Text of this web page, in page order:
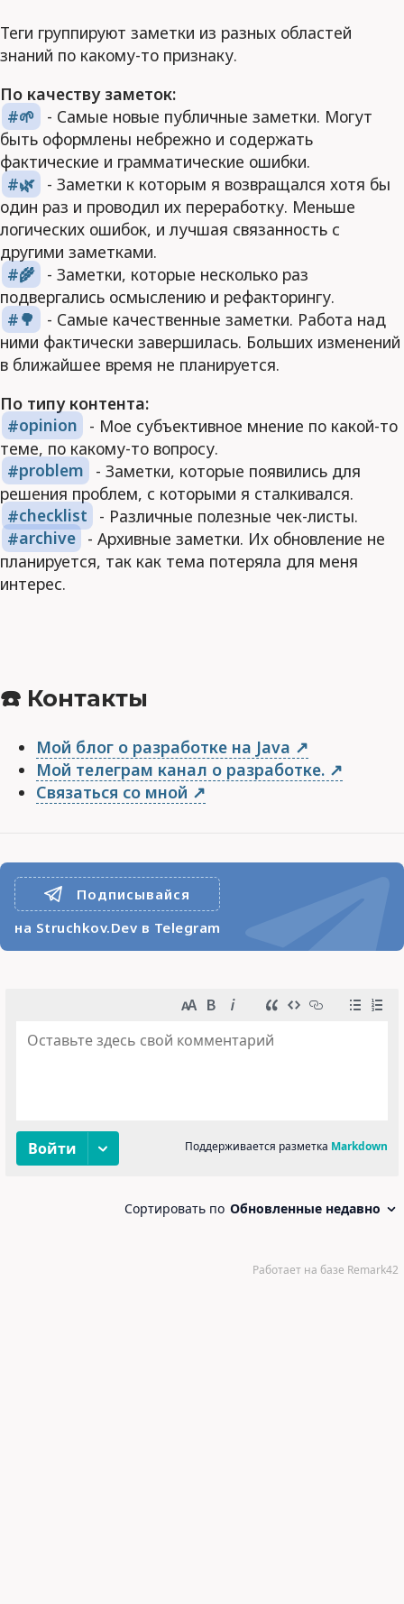
Теги группируют заметки из разных областей
знаний по какому-то признаку.
По качеству заметок:
🌱
- Самые новые публичные заметки. Могут
быть оформлены небрежно и содержать
фактические и грамматические ошибки.
🌿 - Заметки к которым я возвращался хотя бы
один раз и проводил их переработку. Меньше
логических ошибок, и лучшая связанность с
другими заметками.
🌾 - Заметки, которые несколько раз
подвергались осмыслению и рефакторингу.
🌳
- Самые качественные заметки. Работа над
ними фактически завершилась. Больших изменений
в ближайшее время не планируется.
По типу контента:
opinion
- Мое субъективное мнение по какой-то
теме, по какому-то вопросу.
problem
- Заметки, которые появились для
решения проблем, с которыми я сталкивался.
checklist
- Различные полезные чек-листы.
archive - Архивные заметки. Их обновление не
планируется, так как тема потеряла для меня
интерес.
☎️ Контакты
Мой блог о разработке на Java
Мой телеграм канал о разработке.
Связаться со мной
Подписывайся
на Struchkov.Dev в Telegram